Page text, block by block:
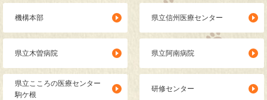
機構本部 県立信州医療センター
県立木曽病院 県立阿南病院
県立こころの医療センター
駒ケ根
研修センター